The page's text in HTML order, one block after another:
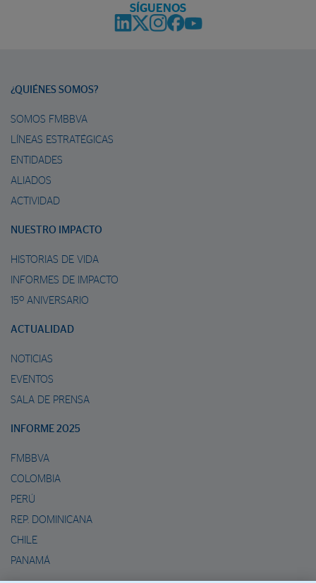
SÍGUENOS
¿QUIÉNES SOMOS?
SOMOS FMBBVA
LÍNEAS ESTRATÉGICAS
ENTIDADES
ALIADOS
ACTIVIDAD
NUESTRO IMPACTO
HISTORIAS DE VIDA
INFORMES DE IMPACTO
15º ANIVERSARIO
ACTUALIDAD
NOTICIAS
EVENTOS
SALA DE PRENSA
INFORME 2025
FMBBVA
COLOMBIA
PERÚ
REP. DOMINICANA
CHILE
PANAMÁ